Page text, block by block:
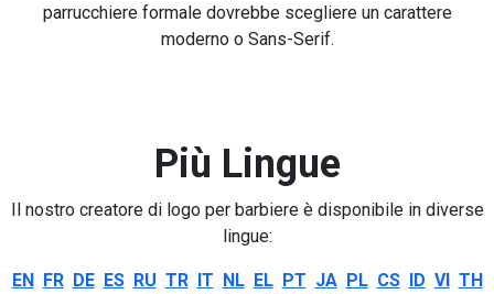
parrucchiere formale dovrebbe scegliere un carattere
moderno o Sans-Serif.
Più Lingue
Il nostro creatore di logo per barbiere è disponibile in diverse
lingue:
EN FR DE ES RU TR IT NL EL PT JA PL CS ID VI TH